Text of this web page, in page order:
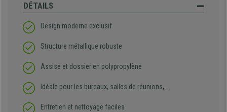
DÉTAILS
Design moderne exclusif
Structure métallique robuste
Assise et dossier en polypropylène
Idéale pour les bureaux, salles de réunions,…
Entretien et nettoyage faciles